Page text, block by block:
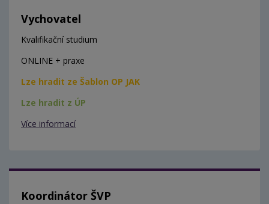
Vychovatel
Kvalifikační studium
ONLINE + praxe
Lze hradit ze Šablon OP JAK
Lze hradit z ÚP
Více informací
Koordinátor ŠVP